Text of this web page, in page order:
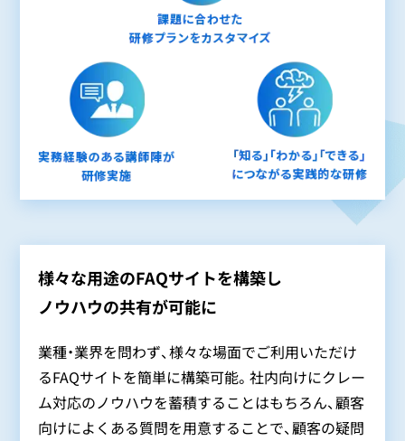
様々な用途のFAQサイトを構築し
ノウハウの共有が可能に
業種・業界を問わず、様々な場面でご利用いただけ
るFAQサイトを簡単に構築可能。社内向けにクレー
ム対応のノウハウを蓄積することはもちろん、顧客
向けによくある質問を用意することで、顧客の疑問